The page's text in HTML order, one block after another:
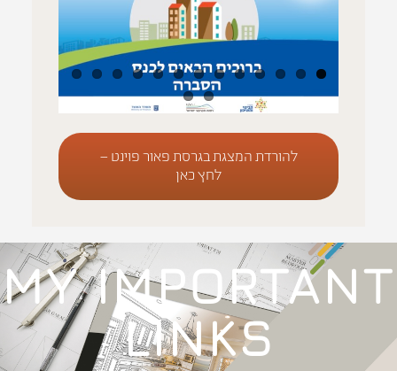
להורדת המצגת בגרסת פאור פוינט –
לחץ כאן
MY IMPORTANT
LINKS